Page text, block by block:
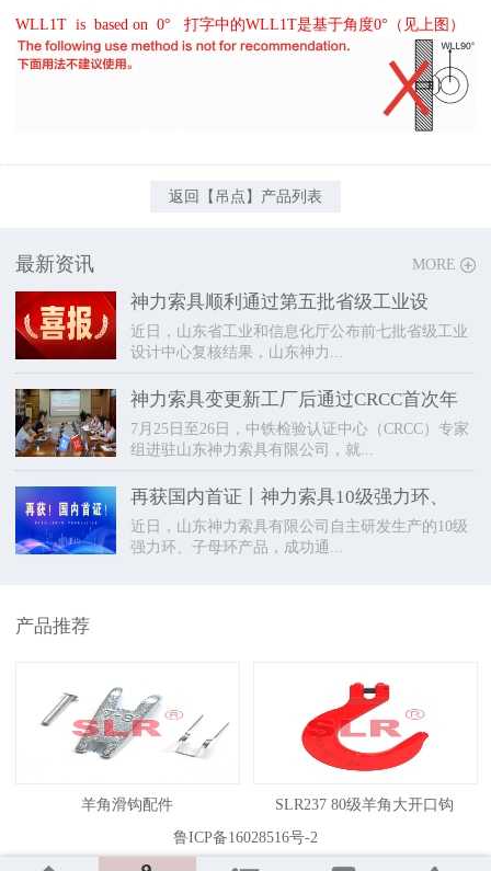
WLL1T is based on 0° 打字中的WLL1T是基于角度0°（见上图）
返回【吊点】产品列表
MORE
最新资讯
神力索具顺利通过第五批省级工业设
近日，山东省工业和信息化厅公布前七批省级工业
设计中心复核结果，山东神力...
神力索具变更新工厂后通过CRCC首次年
7月25日至26日，中铁检验认证中心（CRCC）专家
组进驻山东神力索具有限公司，就...
再获国内首证丨神力索具10级强力环、
近日，山东神力索具有限公司自主研发生产的10级
强力环、子母环产品，成功通...
产品推荐
羊角滑钩配件
SLR237 80级羊角大开口钩
鲁ICP备16028516号-2